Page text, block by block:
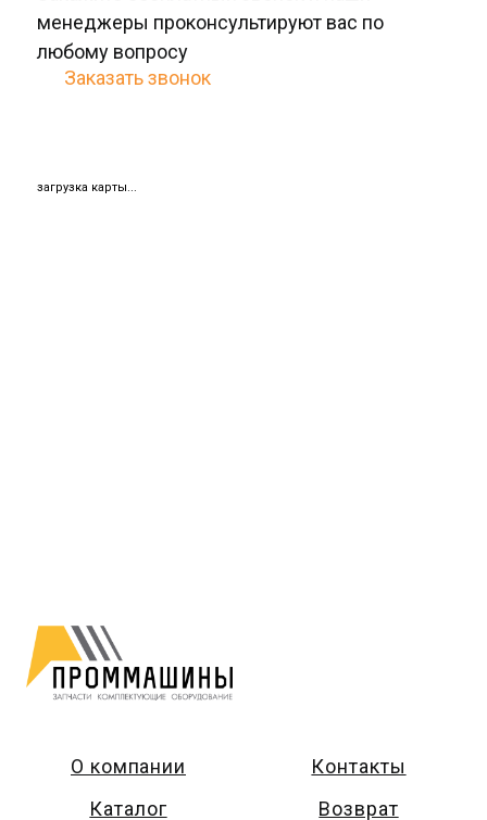
менеджеры проконсультируют ваc по
любому вопросу
Заказать звонок
загрузка карты...
О компании
Каталог
Контакты
Возврат